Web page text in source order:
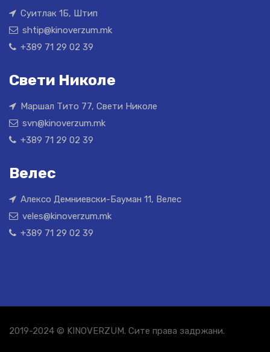
Суитлак 1Б, Штип
shtip@kinoverzum.mk
+389 71 29 02 39
Свети Николе
Маршал Тито 77, Свети Николе
svn@kinoverzum.mk
+389 71 29 02 39
Велес
Алексо Демниевски-Бауман 11, Велес
veles@kinoverzum.mk
+389 71 29 02 39
2019-2024 © KINOVERZUM. Сите права задржани.